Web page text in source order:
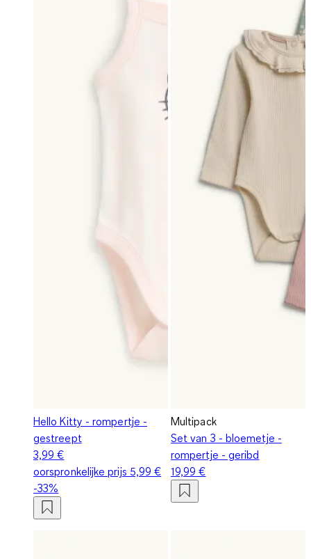
Hello Kitty - rompertje -
gestreept
3,99 €
oorspronkelijke prijs 5,99 €
-33%
Multipack
Set van 3 - bloemetje -
rompertje - geribd
19,99 €